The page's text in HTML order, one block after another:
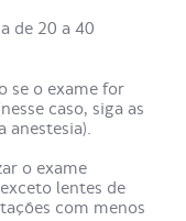
O paciente
de um tubo
bacia. O paciente
a qualidade das
de
de 20 a 40
se o exame for
caso, siga as
o exame
lentes de
com menos